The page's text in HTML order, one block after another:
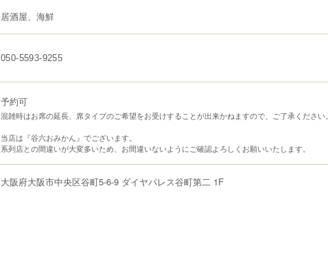
居酒屋、海鮮
050-5593-9255
予約可
混雑時はお席の延長、席タイプのご希望をお受けすることが出来かねますので、ご了承ください。
当店は『谷六おみかん』でございます。
系列店との間違いが大変多いため、お間違いないようにご確認よろしくお願いいたします。
大阪府大阪市中央区谷町5-6-9 ダイヤパレス谷町第二 1F